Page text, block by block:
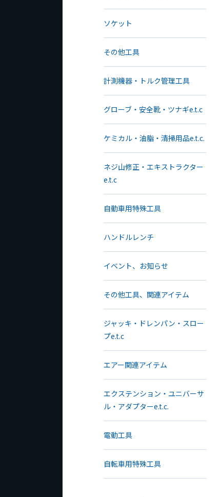
ソケット
その他工具
計測機器・トルク管理工具
グローブ・安全靴・ツナギe.t.c
ケミカル・油脂・清掃用品e.t.c.
ネジ山修正・エキストラクター
e.t.c
自動車用特殊工具
ハンドルレンチ
イベント、お知らせ
その他工具、関連アイテム
ジャッキ・ドレンパン・スロー
プe.t.c
エアー関連アイテム
エクステンション・ユニバーサ
ル・アダプターe.t.c.
電動工具
自転車用特殊工具